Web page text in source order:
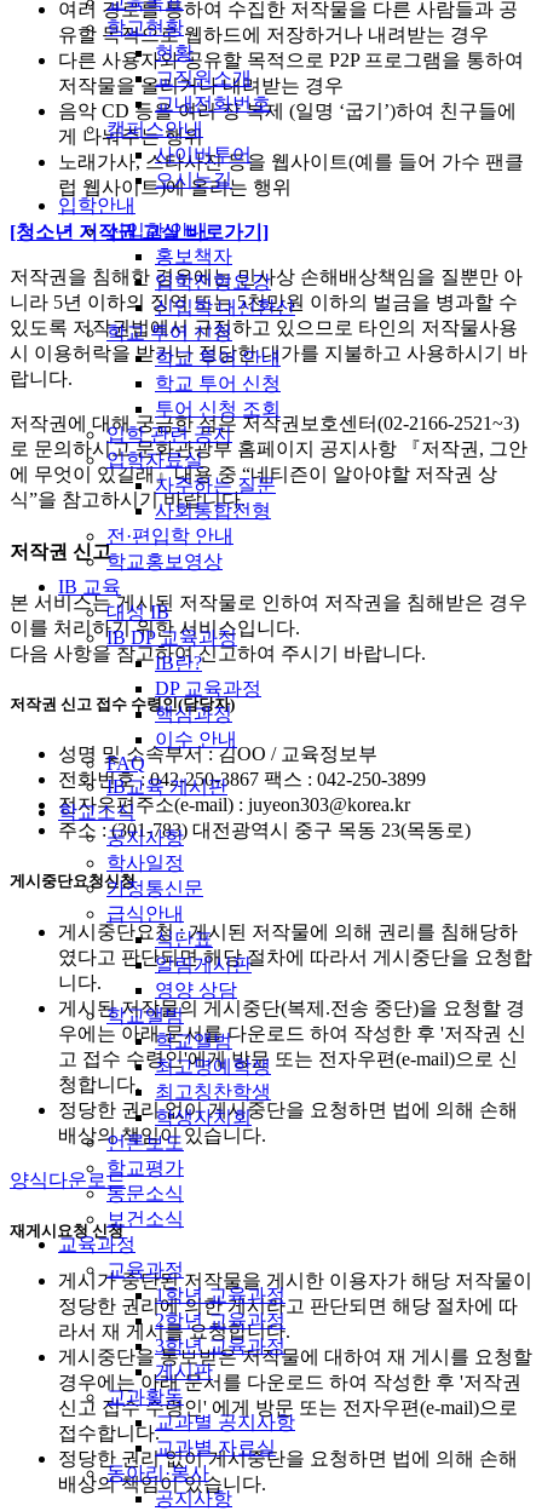
학교현황
현황
교직원소개
교내전화번호
캠퍼스안내
사이버투어
오시는길
입학안내
신입학 안내
홍보책자
입학전형요강
신입학 내신환산
학교 투어 신청
학교 투어 안내
학교 투어 신청
투어 신청 조회
입학 관련 공지
입학자료실
자주하는 질문
사회통합전형
전·편입학 안내
학교홍보영상
IB 교육
대성 IB
IB DP 교육과정
IB란?
DP 교육과정
핵심과정
이수 안내
FAQ
IB교육 게시판
학교소식
공지사항
학사일정
가정통신문
급식안내
식단표
알림게시판
영양 상담
학교앨범
학교앨범
최고명예학생
최고칭찬학생
학생자치회
언론보도
학교평가
동문소식
보건소식
교육과정
교육과정
1학년 교육과정
2학년 교육과정
3학년 교육과정
게시판
교과활동
교과별 공지사항
교과별 자료실
동아리·봉사
공지사항
여러 경로를 통하여 수집한 저작물을 다른 사람들과 공
유할 목적으로 웹하드에 저장하거나 내려받는 경우
다른 사용자와 공유할 목적으로 P2P 프로그램을 통하여
저작물을 올리거나 내려받는 경우
음악 CD 등을 여러 장 복제 (일명 ‘굽기’)하여 친구들에
게 나눠주는 행위
노래가사, 스타사진 등을 웹사이트(예를 들어 가수 팬클
럽 웹사이트)에 올리는 행위
[청소년 저작권 교실 바로가기]
저작권을 침해한 경우에는 민사상 손해배상책임을 질뿐만 아
니라 5년 이하의 징역 또는 5천만원 이하의 벌금을 병과할 수
있도록 저작권법에서 규정하고 있으므로 타인의 저작물사용
시 이용허락을 받거나 정당한 대가를 지불하고 사용하시기 바
랍니다.
저작권에 대해 궁금한 점은 저작권보호센터(02-2166-2521~3)
로 문의하시고 문화관광부 홈페이지 공지사항 『저작권, 그안
에 무엇이 있길래』내용 중 “네티즌이 알아야할 저작권 상
식”을 참고하시기 바랍니다.
저작권 신고
본 서비스는 게시된 저작물로 인하여 저작권을 침해받은 경우
이를 처리하기 위한 서비스입니다.
다음 사항을 참고하여 신고하여 주시기 바랍니다.
저작권 신고 접수 수령인(담당자)
성명 및 소속부서 : 김OO / 교육정보부
전화번호 : 042-250-3867 팩스 : 042-250-3899
전자우편주소(e-mail) : juyeon303@korea.kr
주소 : (301-783) 대전광역시 중구 목동 23(목동로)
게시중단요청신청
게시중단요청 : 게시된 저작물에 의해 권리를 침해당하
였다고 판단되면 해당 절차에 따라서 게시중단을 요청합
니다.
게시된 저작물의 게시중단(복제.전송 중단)을 요청할 경
우에는 아래 문서를 다운로드 하여 작성한 후 '저작권 신
고 접수 수령인'에게 방문 또는 전자우편(e-mail)으로 신
청합니다.
정당한 권리 없이 게시중단을 요청하면 법에 의해 손해
배상의 책임이 있습니다.
양식다운로드
재게시요청 신청
게시가 중단된 저작물을 게시한 이용자가 해당 저작물이
정당한 권리에 의한 게시라고 판단되면 해당 절차에 따
라서 재 게시를 요청합니다.
게시중단을 통보받은 저작물에 대하여 재 게시를 요청할
경우에는 아래 문서를 다운로드 하여 작성한 후 '저작권
신고 접수 수령인' 에게 방문 또는 전자우편(e-mail)으로
접수합니다.
정당한 권리 없이 게시중단을 요청하면 법에 의해 손해
배상의 책임이 있습니다.